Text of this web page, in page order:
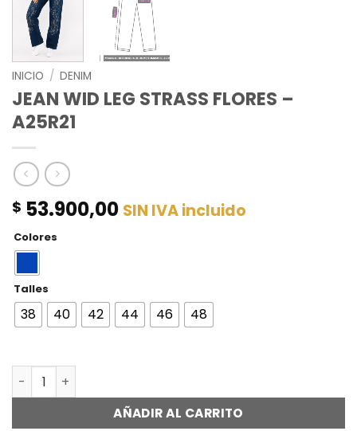
INICIO / DENIM
JEAN WID LEG STRASS FLORES –
A25R21
$ 53.900,00 SIN IVA incluido
Colores
Talles
38 40 42 44 46 48
JEAN WID LEG STRASS FLORES - A25R21 cantidad
AÑADIR AL CARRITO